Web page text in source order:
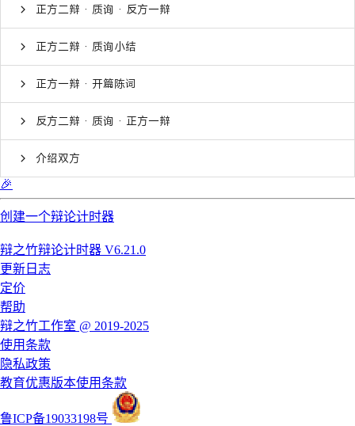
正方二辩 · 质询 · 反方一辩
正方二辩 · 质询小结
正方一辩 · 开篇陈词
反方二辩 · 质询 · 正方一辩
介绍双方
🎉
创建一个辩论计时器
辩之竹辩论计时器 V6.21.0
更新日志
定价
帮助
辩之竹工作室 @ 2019-2025
使用条款
隐私政策
教育优惠版本使用条款
鲁ICP备19033198号